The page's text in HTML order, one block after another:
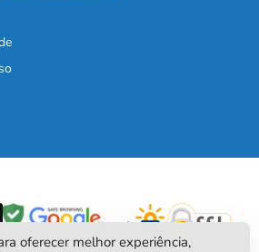
oferecer melhor experiência,